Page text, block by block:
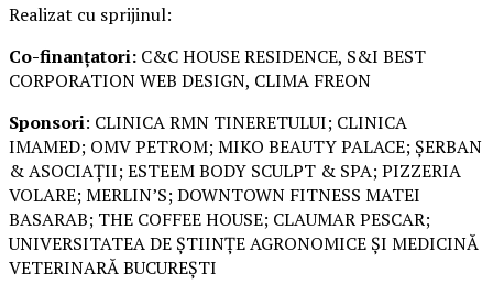
Realizat cu sprijinul:
Co-finanțatori: C&C HOUSE RESIDENCE, S&I BEST
CORPORATION WEB DESIGN, CLIMA FREON
Sponsori: CLINICA RMN TINERETULUI; CLINICA
IMAMED; OMV PETROM; MIKO BEAUTY PALACE; ȘERBAN
& ASOCIAȚII; ESTEEM BODY SCULPT & SPA; PIZZERIA
VOLARE; MERLIN’S; DOWNTOWN FITNESS MATEI
BASARAB; THE COFFEE HOUSE; CLAUMAR PESCAR;
UNIVERSITATEA DE ȘTIINȚE AGRONOMICE ȘI MEDICINĂ
VETERINARĂ BUCUREȘTI